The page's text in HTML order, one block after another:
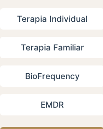
Terapia Individual
Terapia Familiar
BioFrequency
EMDR